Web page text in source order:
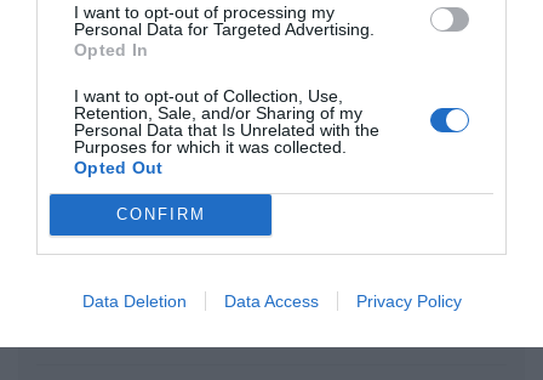
I want to opt-out of processing my
Personal Data for Targeted Advertising.
Opted In
I want to opt-out of Collection, Use,
Retention, Sale, and/or Sharing of my
Personal Data that Is Unrelated with the
Purposes for which it was collected.
Opted Out
CONFIRM
Data Deletion Data Access Privacy Policy
Nokia, Ericsson... Huawei: lo que importan
son las patentes
Eulogio López
Isabel Pantoja pierde dos pleitos
con Hacienda por 700.000
euros... suma y sigue